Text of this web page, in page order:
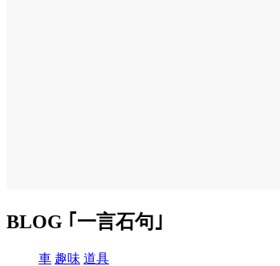
BLOG ｢一言石句｣
車 趣味 道具